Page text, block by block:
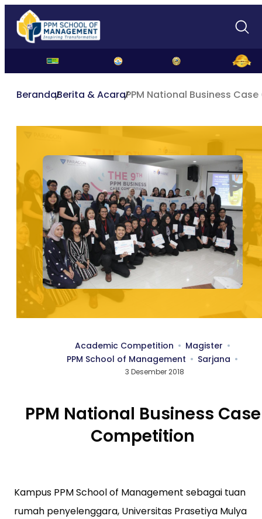
BerandaBerita & AcaraPPM National Business
Academic Competition
Magister
PPM School of Management
Sarjana
3 Desember 2018
PPM National Business Case
Competition
Kampus PPM School of Management sebagai tuan
rumah penyelenggara, Universitas Prasetiya Mulya